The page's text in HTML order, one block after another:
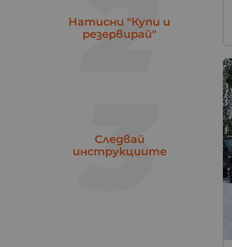
Ямбол
Натисни "Купи и
резервирай"
3
Следвай
инструкциите